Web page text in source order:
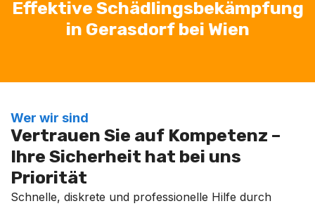
Effektive Schädlingsbekämpfung
in Gerasdorf bei Wien
Wer wir sind
Vertrauen Sie auf Kompetenz –
Ihre Sicherheit hat bei uns
Priorität
Schnelle, diskrete und professionelle Hilfe durch